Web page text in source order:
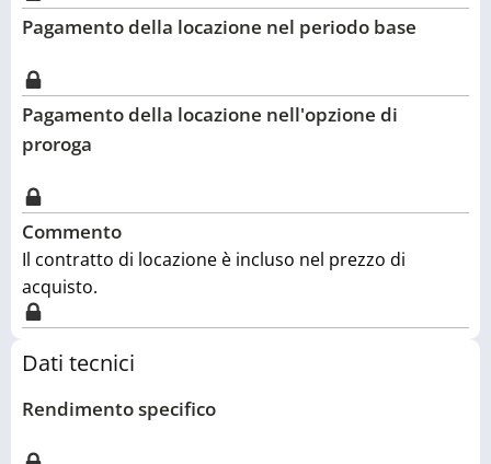
Pagamento della locazione nel periodo base
Pagamento della locazione nell'opzione di
proroga
Commento
Il contratto di locazione è incluso nel prezzo di
acquisto.
Dati tecnici
Rendimento specifico